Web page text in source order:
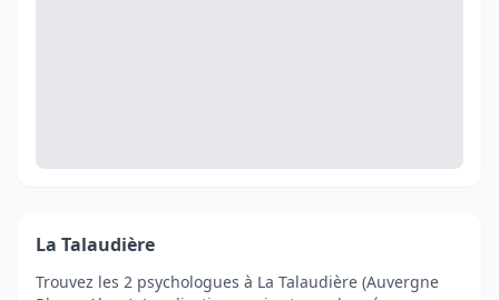
La Talaudière
Trouvez les 2 psychologues à La Talaudière (Auvergne